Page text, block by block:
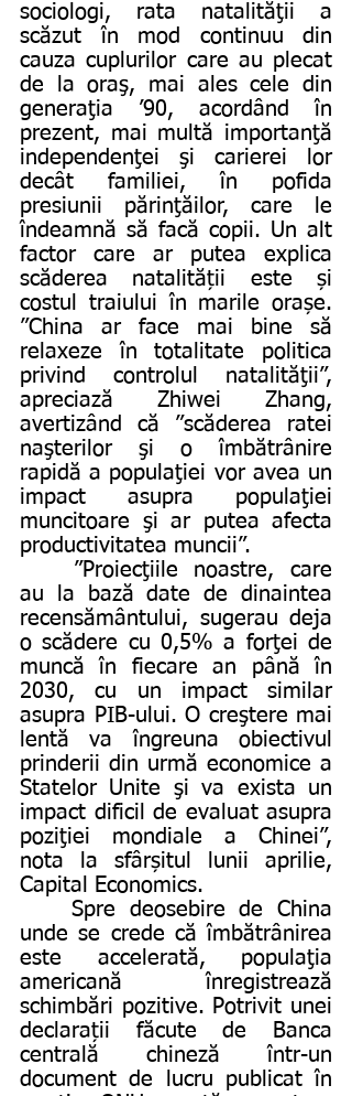
sociologi, rata natalităţii a
scăzut în mod continuu din
cauza cuplurilor care au plecat
de la oraş, mai ales cele din
generaţia ’90, acordând în
prezent, mai multă importanţă
independenţei şi carierei lor
decât familiei, în pofida
presiunii părinţăilor, care le
îndeamnă să facă copii. Un alt
factor care ar putea explica
scăderea natalității este și
costul traiului în marile orașe.
”China ar face mai bine să
relaxeze în totalitate politica
privind controlul natalităţii”,
apreciază Zhiwei Zhang,
avertizând că ”scăderea ratei
naşterilor şi o îmbătrânire
rapidă a populaţiei vor avea un
impact asupra populaţiei
muncitoare şi ar putea afecta
productivitatea muncii”.
au la bază date de dinaintea
recensământului, sugerau deja
o scădere cu 0,5% a forţei de
muncă în fiecare an până în
2030, cu un impact similar
asupra PIB-ului. O creştere mai
lentă va îngreuna obiectivul
prinderii din urmă economice a
Statelor Unite şi va exista un
impact dificil de evaluat asupra
poziţiei mondiale a Chinei”,
nota la sfârșitul lunii aprilie,
Capital Economics.
unde se crede că îmbătrânirea
este accelerată, populaţia
americană înregistrează
schimbări pozitive. Potrivit unei
declarații făcute de Banca
centrală chineză într-un
document de lucru publicat în